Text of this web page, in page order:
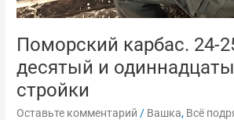
Поморский карбас. 24-
десятый и
стройки
Оставьте комментарий / Вашка, Всё